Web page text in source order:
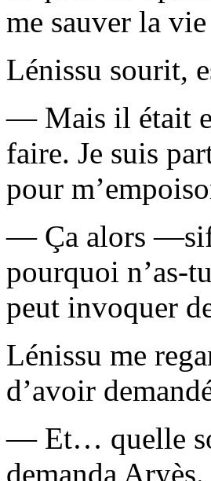
me sauver la
Lénissu sourit,
— Mais il était
faire. Je suis
pour
— Ça alors
pourquoi n’as-
peut invoquer
Lénissu me
d’avoir
— Et… quelle
demanda Aryès.